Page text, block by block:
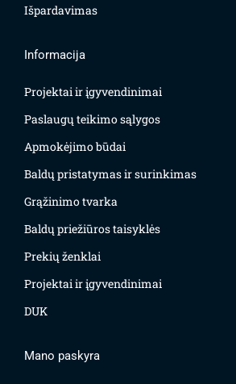
Išpardavimas
Informacija
Projektai ir įgyvendinimai
Paslaugų teikimo sąlygos
Apmokėjimo būdai
Baldų pristatymas ir surinkimas
Grąžinimo tvarka
Baldų priežiūros taisyklės
Prekių ženklai
Projektai ir įgyvendinimai
DUK
Mano paskyra